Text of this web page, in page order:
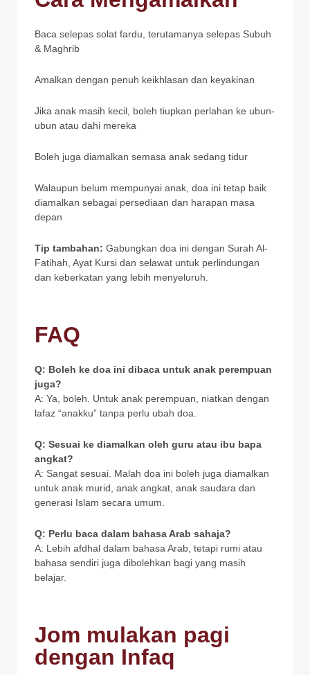
Baca selepas solat fardu, terutamanya selepas Subuh
& Maghrib
Amalkan dengan penuh keikhlasan dan keyakinan
Jika anak masih kecil, boleh tiupkan perlahan ke ubun-
ubun atau dahi mereka
Boleh juga diamalkan semasa anak sedang tidur
Walaupun belum mempunyai anak, doa ini tetap baik
diamalkan sebagai persediaan dan harapan masa
depan
Tip tambahan: Gabungkan doa ini dengan Surah Al-
Fatihah, Ayat Kursi dan selawat untuk perlindungan
dan keberkatan yang lebih menyeluruh.
FAQ
Q: Boleh ke doa ini dibaca untuk anak perempuan
juga?
A: Ya, boleh. Untuk anak perempuan, niatkan dengan
lafaz “anakku” tanpa perlu ubah doa.
Q: Sesuai ke diamalkan oleh guru atau ibu bapa
angkat?
A: Sangat sesuai. Malah doa ini boleh juga diamalkan
untuk anak murid, anak angkat, anak saudara dan
generasi Islam secara umum.
Q: Perlu baca dalam bahasa Arab sahaja?
A: Lebih afdhal dalam bahasa Arab, tetapi rumi atau
bahasa sendiri juga dibolehkan bagi yang masih
belajar.
Jom mulakan pagi
dengan Infaq